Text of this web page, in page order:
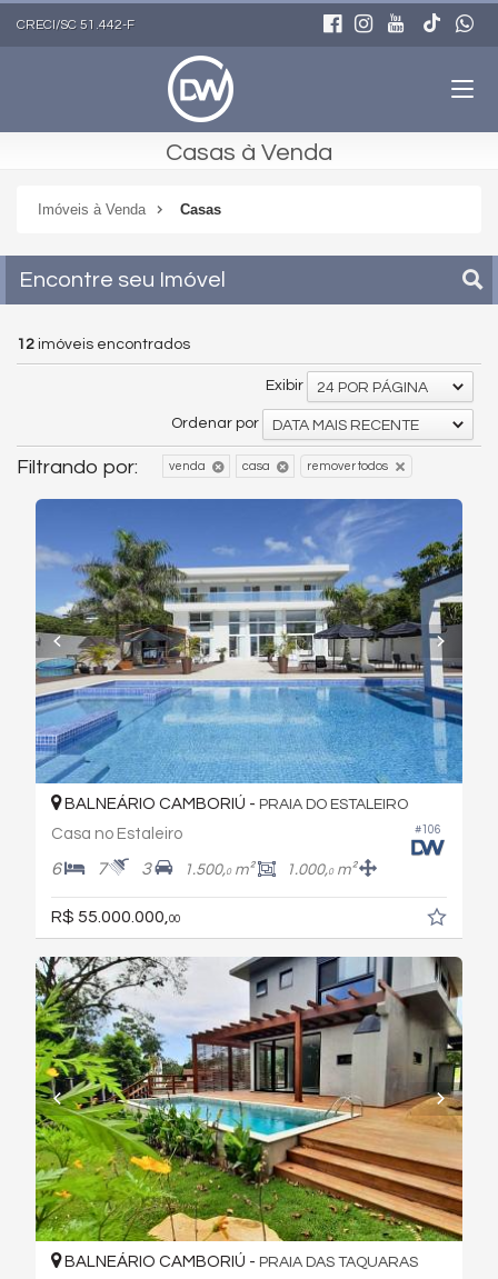
CRECI/SC 51.442-F
Casas à Venda
Imóveis à Venda Casas
Encontre seu Imóvel
12 imóveis encontrados
Exibir 24 POR PÁGINA
Ordenar por DATA MAIS RECENTE
Filtrando por: venda casa remover todos
#106
BALNEÁRIO CAMBORIÚ - PRAIA DO ESTALEIRO
Casa no Estaleiro
6 7 3 1.500,0m² 1.000,0m²
R$ 55.000.000, 00
BALNEÁRIO CAMBORIÚ - PRAIA DAS TAQUARAS